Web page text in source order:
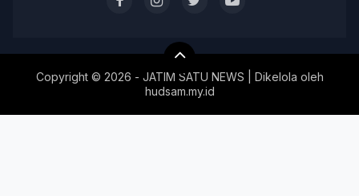
Copyright © 2026 - JATIM SATU NEWS | Dikelola oleh
hudsam.my.id